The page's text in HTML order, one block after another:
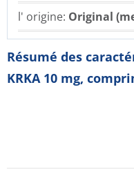
l' origine: Original
Résumé des
KRKA 10 mg,